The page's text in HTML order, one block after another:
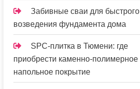
Забивные сваи для быстрого
возведения фундамента дома
SPC-плитка в Тюмени: где
приобрести каменно-полимерное
напольное покрытие